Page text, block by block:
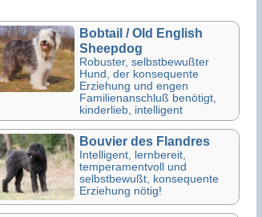
Bobtail / Old English
Sheepdog
Robuster, selbstbewußter
Hund, der konsequente
Erziehung und engen
Familienanschluß benötigt,
kinderlieb, intelligent
Bouvier des Flandres
Intelligent, lernbereit,
temperamentvoll und
selbstbewußt, konsequente
Erziehung nötig!